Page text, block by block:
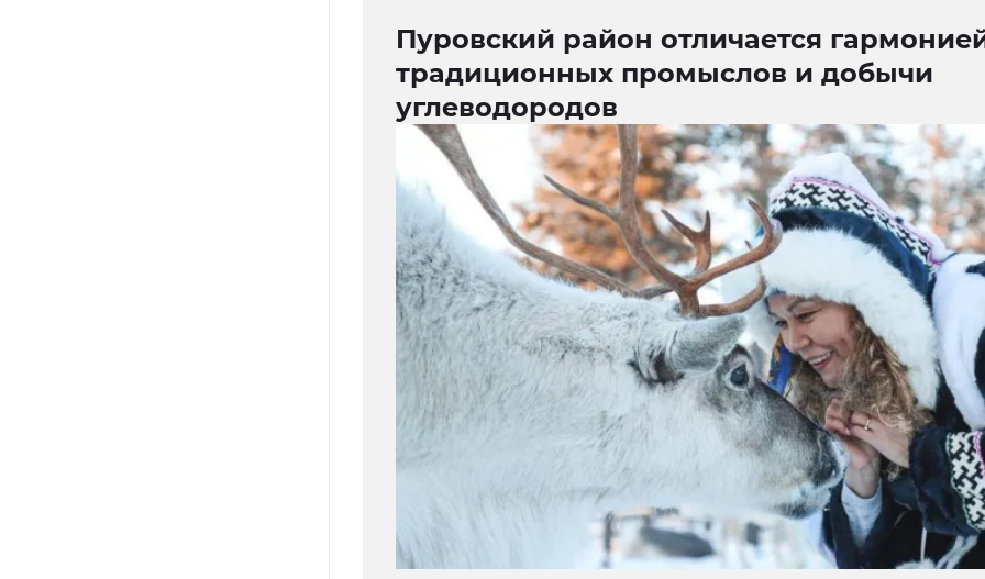
Пуровский район отличается
традиционных промыслов и добычи
углеводородов